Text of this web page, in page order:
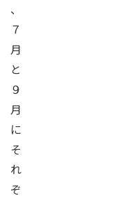
、
７
月
と
９
月
に
そ
れ
ぞ